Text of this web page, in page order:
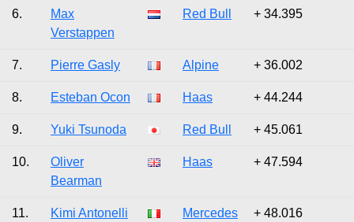
6.
Max
Verstappen
Red Bull + 34.395
7. Pierre Gasly Alpine + 36.002
8. Esteban Ocon Haas + 44.244
9. Yuki Tsunoda Red Bull + 45.061
10.
Oliver
Bearman
Haas + 47.594
11. Kimi Antonelli Mercedes + 48.016